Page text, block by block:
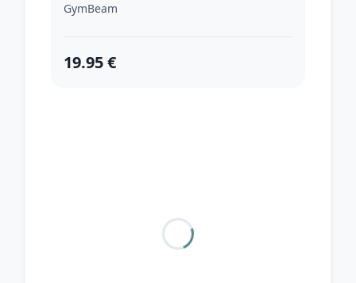
GymBeam
19.95 €